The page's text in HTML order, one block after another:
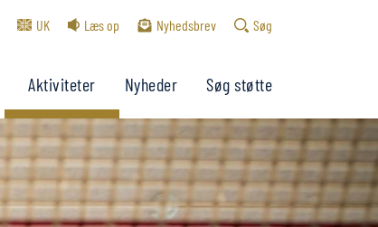
UK Læs op Nyhedsbrev Søg
Aktiviteter Nyheder Søg støtte